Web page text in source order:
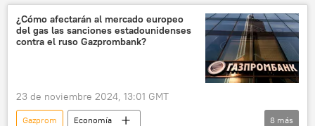
📰 Consecuencias económicas de las sanciones occidentales contra Rusia
🏛️ Compañías
gas
Gazprombank
¿Cómo afectarán al mercado europeo
del gas las sanciones estadounidenses
contra el ruso Gazprombank?
23 de noviembre 2024, 13:01 GMT
Gazprom
Economía
8 más